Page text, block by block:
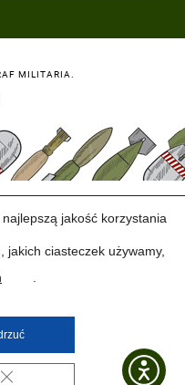
MILITARIA.
jakość korzystania
jakich ciasteczek używamy,
ZAMKNIJ PANEL